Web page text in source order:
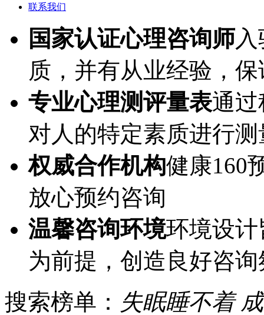
联系我们
国家认证心理咨询师
质，并有从业经验，
专业心理测评量表通
对人的特定素质进行
权威合作机构健康160
放心预约咨询
温馨咨询环境环境设
为前提，创造良好咨
搜索榜单： 失眠睡不着